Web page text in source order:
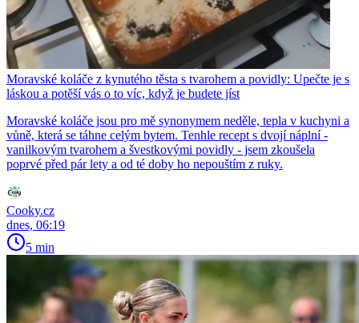
Moravské koláče z kynutého těsta s tvarohem a povidly: Upečte je s
láskou a potěší vás o to víc, když je budete jíst
Moravské koláče jsou pro mě synonymem neděle, tepla v kuchyni a
vůně, která se táhne celým bytem. Tenhle recept s dvojí náplní -
vanilkovým tvarohem a švestkovými povidly - jsem zkoušela
poprvé před pár lety a od té doby ho nepouštím z ruky.
Cooky.cz
dnes, 06:19
5 min